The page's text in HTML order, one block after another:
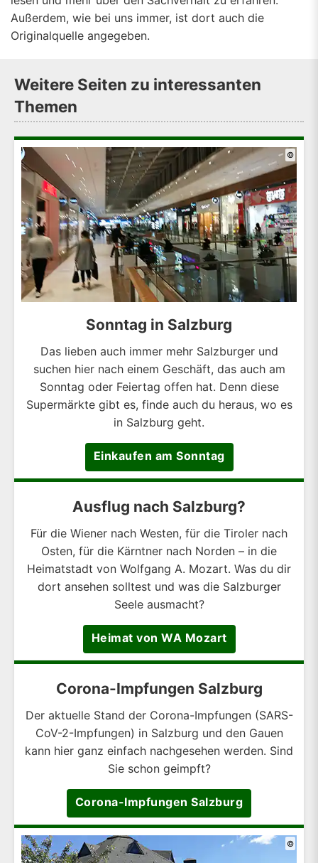
Außerdem, wie bei uns immer, ist dort auch die
Originalquelle angegeben.
Weitere Seiten zu interessanten
Themen
©
Sonntag in Salzburg
Das lieben auch immer mehr Salzburger und
suchen hier nach einem Geschäft, das auch am
Sonntag oder Feiertag offen hat. Denn diese
Supermärkte gibt es, finde auch du heraus, wo es
in Salzburg geht.
Einkaufen am Sonntag
Ausflug nach Salzburg?
Für die Wiener nach Westen, für die Tiroler nach
Osten, für die Kärntner nach Norden – in die
Heimatstadt von Wolfgang A. Mozart. Was du dir
dort ansehen solltest und was die Salzburger
Seele ausmacht?
Heimat von WA Mozart
Corona-Impfungen Salzburg
Der aktuelle Stand der Corona-Impfungen (SARS-
CoV-2-Impfungen) in Salzburg und den Gauen
kann hier ganz einfach nachgesehen werden. Sind
Sie schon geimpft?
Corona-Impfungen Salzburg
©